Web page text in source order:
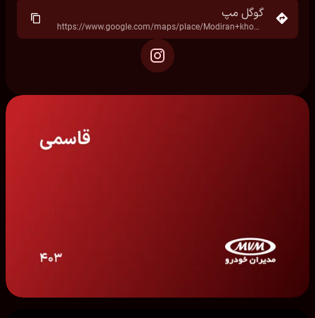
گوگل مپ
https://www.google.com/maps/place/Modiran+khodro+403/@32.6280311,51.4486234,17z/data=!3m1!4b1!4m6!3m5!1s0x3fbc2d8f21e399b3:0x6e901ec1ba051c2f!8m2!3d32.6280311!4d51.4486234!16s%2Fg%2F11llwq3d10